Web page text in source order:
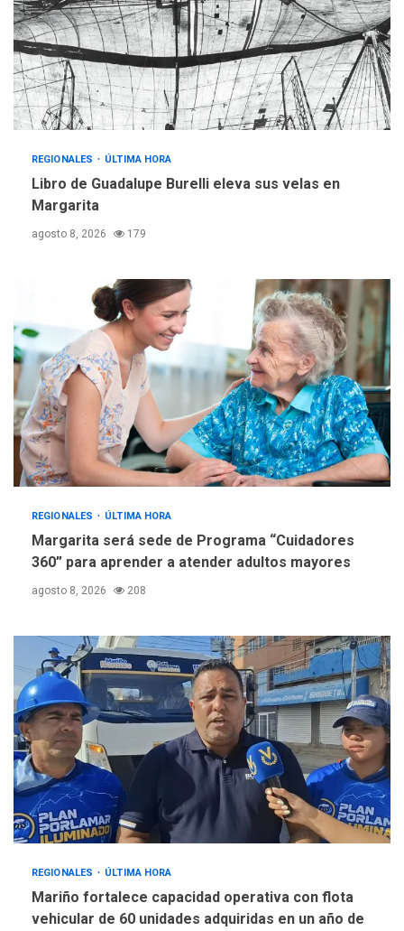
3
operativa con flota
vehicular de 60 unidades
adquiridas en un año de
gestión
4
REGIONALES ÚLTIMA HORA
«Juan Bautista Arismendi» a
la altura de Macho Muerto
trabajan en diplomado para
creación y manejo de
estadísticas de turismo
REGIONALES ÚLTIMA HORA
Libro de Guadalupe Burelli eleva sus velas en
Margarita
agosto 8, 2026 179
REGIONALES ÚLTIMA HORA
Margarita será sede de Programa “Cuidadores
360” para aprender a atender adultos mayores
agosto 8, 2026 208
REGIONALES ÚLTIMA HORA
Mariño fortalece capacidad operativa con flota
vehicular de 60 unidades adquiridas en un año de